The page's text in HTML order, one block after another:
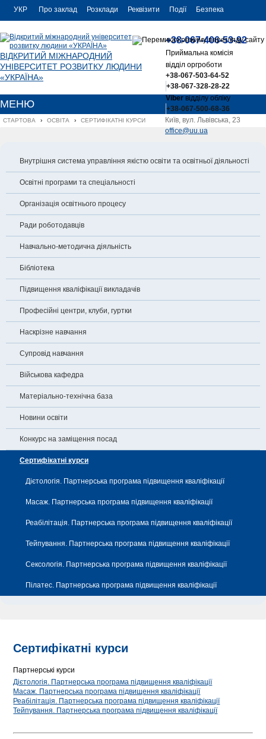
УКР
ENG
Про заклад Розклади Реквізити Події Безпека
ВІДКРИТИЙ МІЖНАРОДНИЙ
УНІВЕРСИТЕТ РОЗВИТКУ ЛЮДИНИ
«УКРАЇНА»
+38-067-406-53-92
Приймальна комісія
відділ оргроботи
+38-067-503-64-52
+38-067-328-28-22
Viberвідділу обліку
+38-067-500-68-36
Київ, вул. Львівська, 23
office@uu.ua
МЕНЮ
СТАРТОВА › ОСВІТА › СЕРТИФІКАТНІ КУРСИ
Внутрішня система управління якістю освіти та освітньої діяльності
Освітні програми та спеціальності
Організація освітнього процесу
Ради роботодавців
Навчально-методична діяльність
Бібліотека
Підвищення кваліфікації викладачів
Професійні центри, клуби, гуртки
Наскрізне навчання
Супровід навчання
Військова кафедра
Матеріально-технічна база
Новини освіти
Конкурс на заміщення посад
Сертифікатні курси
Дієтологія. Партнерська програма підвищення кваліфікації
Масаж. Партнерська програма підвищення кваліфікації
Реабілітація. Партнерська програма підвищення кваліфікації
Тейпування. Партнерська програма підвищення кваліфікації
Сексологія. Партнерська програма підвищення кваліфікації
Пілатес. Партнерська програма підвищення кваліфікації
Сертифікатні курси
Партнерські курси
Дієтологія. Партнерська програма підвищення кваліфікації
Масаж. Партнерська програма підвищення кваліфікації
Реабілітація. Партнерська програма підвищення кваліфікації
Тейпування. Партнерська програма підвищення кваліфікації